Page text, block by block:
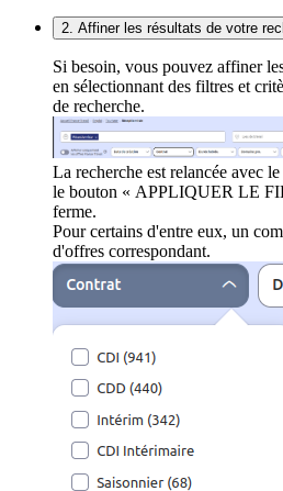
2. Affiner les résultats de votre
Si besoin, vous pouvez affiner
en sélectionnant des filtres et
de recherche.
La recherche est relancée avec
le bouton « APPLIQUER LE
ferme.
Pour certains d'entre eux, un
d'offres correspondant.